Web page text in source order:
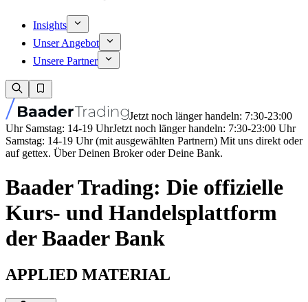
Insights
Unser Angebot
Unsere Partner
Jetzt noch länger handeln: 7:30-23:00
Uhr Samstag: 14-19 UhrJetzt noch länger handeln: 7:30-23:00 Uhr
Samstag: 14-19 Uhr (mit ausgewählten Partnern) Mit uns direkt oder
auf gettex. Über Deinen Broker oder Deine Bank.
Baader Trading: Die offizielle
Kurs- und Handelsplattform
der Baader Bank
APPLIED MATERIAL